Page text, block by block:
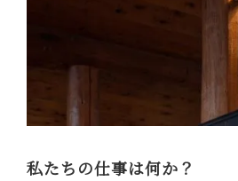
私たちの仕事は何か？